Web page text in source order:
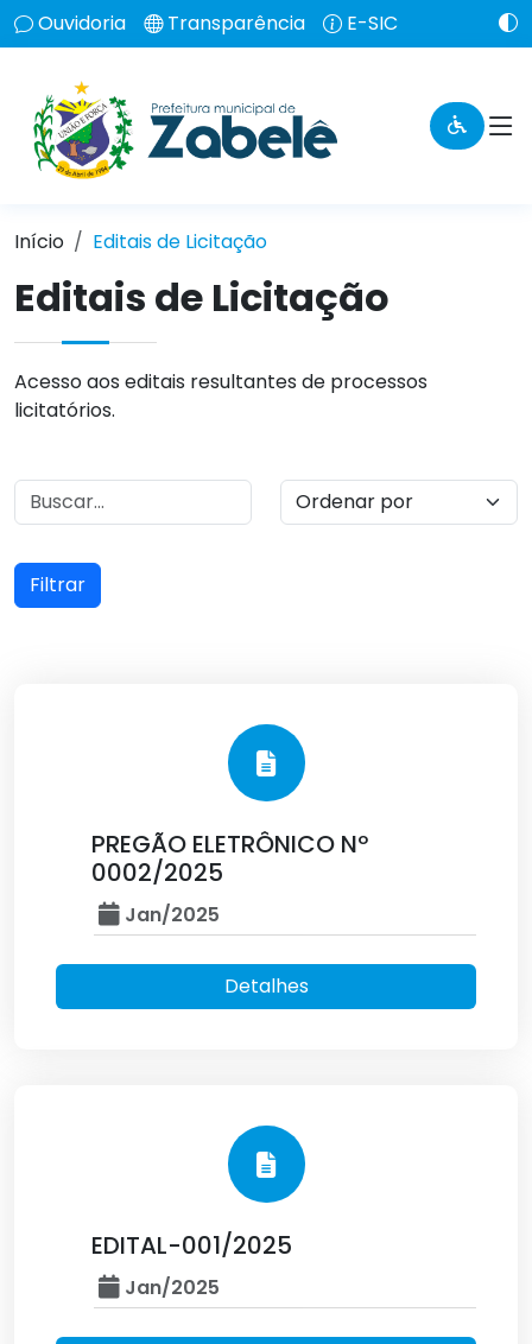
Ouvidoria Transparência E-SIC
Início Editais de Licitação
Editais de Licitação
Acesso aos editais resultantes de processos
licitatórios.
Filtrar
PREGÃO ELETRÔNICO Nº
0002/2025
Jan/2025
Detalhes
EDITAL-001/2025
Jan/2025